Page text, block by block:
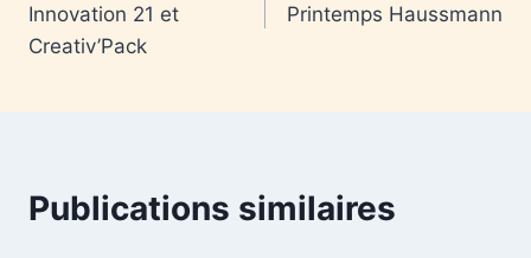
Innovation 21 et
Creativ’Pack
Printemps Haussmann
Publications similaires